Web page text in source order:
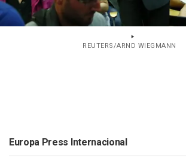
REUTERS/ARND WIEGMANN
Europa Press Internacional